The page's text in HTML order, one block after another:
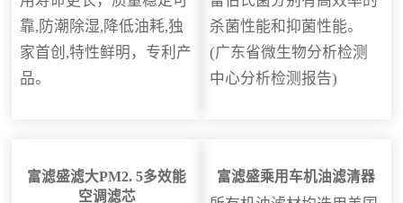
靠,防潮除湿,降低油耗,独
家首创,特性鲜明，专利产
品。
杀菌性能和抑菌性能。
(广东省微生物分析检测
中心分析检测报告)
富滤盛滤大PM2. 5多效能
空调滤芯
富滤盛乘用车机油滤清器